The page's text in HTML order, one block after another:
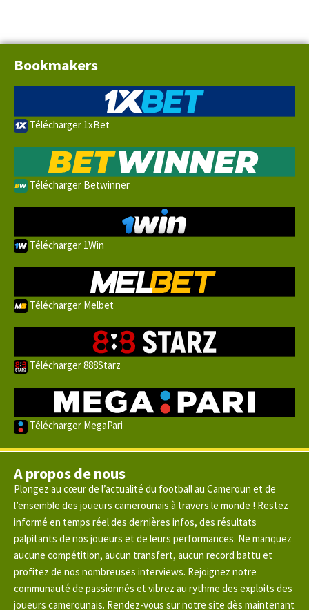
Bookmakers
Télécharger 1xBet
Télécharger Betwinner
Télécharger 1Win
Télécharger Melbet
Télécharger 888Starz
Télécharger MegaPari
A propos de nous
Plongez au cœur de l’actualité du football au Cameroun et de
l’ensemble des joueurs camerounais à travers le monde ! Restez
informé en temps réel des dernières infos, des résultats
palpitants de nos joueurs et de leurs performances. Ne manquez
aucune compétition, aucun transfert, aucun record battu et
profitez de nos nombreuses interviews. Rejoignez notre
communauté de passionnés et vibrez au rythme des exploits des
joueurs camerounais. Rendez-vous sur notre site dès maintenant